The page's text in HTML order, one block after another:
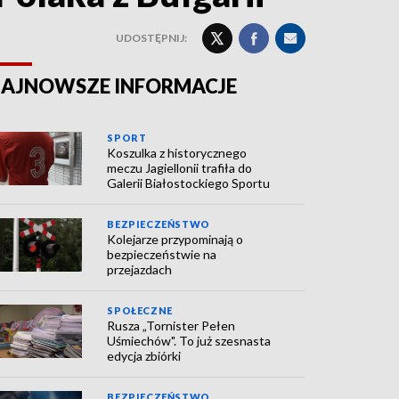
UDOSTĘPNIJ:
INFORMACJE
SPORT
Koszulka z historycznego
meczu Jagiellonii trafiła do
Galerii Białostockiego Sportu
BEZPIECZEŃSTWO
Kolejarze przypominają o
bezpieczeństwie na
przejazdach
SPOŁECZNE
Rusza „Tornister Pełen
Uśmiechów". To już szesnasta
edycja zbiórki